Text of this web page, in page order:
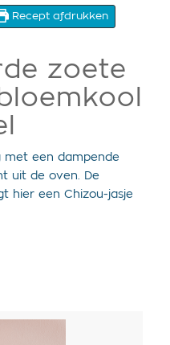
Recept afdrukken
zoete
met een dampende
uit de oven. De
hier een Chizou-jasje